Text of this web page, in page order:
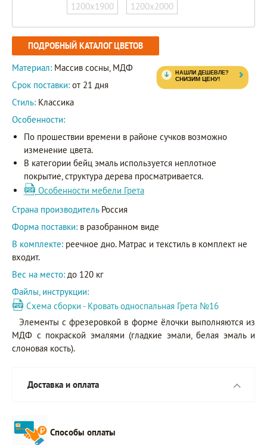
1200х1900
1200х2000
ПОДРОБНЫЙ КАТАЛОГ ЦВЕТОВ
Материал: Массив сосны, МДФ
Срок поставки: от 21 дня
Стиль: Классика
Особенности:
По прошествии времени в районе сучков возможно
изменение цвета.
В категории бейц эмаль используется неплотное
покрытие, структура дерева просматривается.
Особенности мебели Грета
Страна производитель Россия
Форма поставки: в разобранном виде
В комплекте: реечное дно. Матрас и текстиль в комплект не
входит.
Вес на место: до 120 кг
Файлы, инструкции:
Схема сборки - Кровать односпальная Грета №16
Элементы с фрезеровкой в форме ёлочки выполняются из
МДФ с покраской эмалями (гладкие эмали, белая эмаль и
слоновая кость).
Доставка и оплата
Способы оплаты